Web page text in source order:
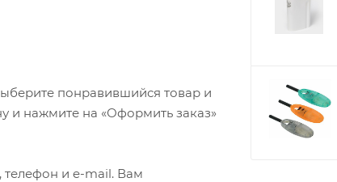
понравившийся товар и
и нажмите на «Оформить заказ»
и e-mail. Вам